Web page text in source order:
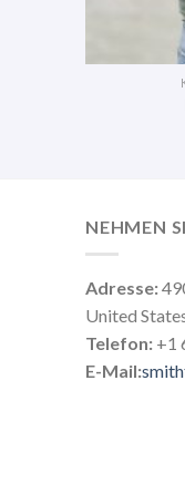
NEHMEN
Adresse:
United
Telefon: +1
E-Mail: